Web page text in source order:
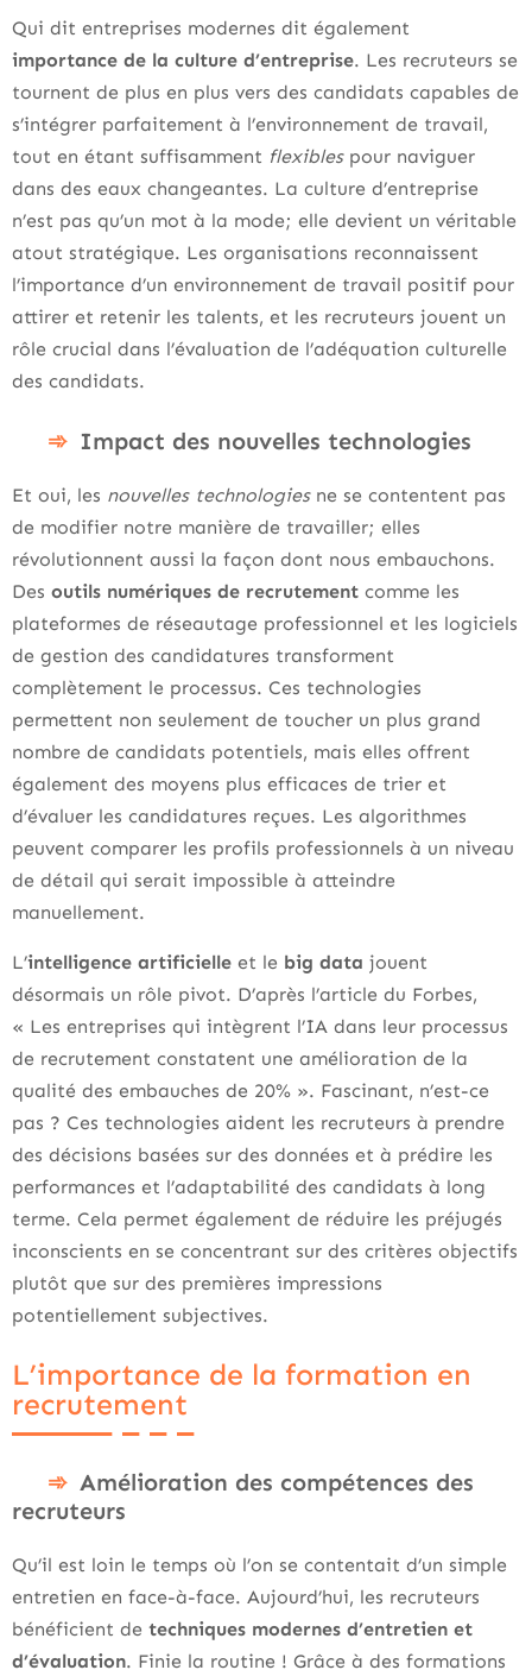
Qui dit entreprises modernes dit également
importance de la culture d’entreprise. Les recruteurs se
tournent de plus en plus vers des candidats capables de
s’intégrer parfaitement à l’environnement de travail,
tout en étant suffisamment flexiblespour naviguer
dans des eaux changeantes. La culture d’entreprise
n’est pas qu’un mot à la mode; elle devient un véritable
atout stratégique. Les organisations reconnaissent
l’importance d’un environnement de travail positif pour
attirer et retenir les talents, et les recruteurs jouent un
rôle crucial dans l’évaluation de l’adéquation culturelle
des candidats.
Impact des nouvelles technologies
Et oui, les nouvelles technologiesne se contentent pas
de modifier notre manière de travailler; elles
révolutionnent aussi la façon dont nous embauchons.
Des outils numériques de recrutement comme les
plateformes de réseautage professionnel et les logiciels
de gestion des candidatures transforment
complètement le processus. Ces technologies
permettent non seulement de toucher un plus grand
nombre de candidats potentiels, mais elles offrent
également des moyens plus efficaces de trier et
d’évaluer les candidatures reçues. Les algorithmes
peuvent comparer les profils professionnels à un niveau
de détail qui serait impossible à atteindre
manuellement.
L’intelligence artificielle et le big data jouent
désormais un rôle pivot. D’après l’article du Forbes,
« Les entreprises qui intègrent l’IA dans leur processus
de recrutement constatent une amélioration de la
qualité des embauches de 20% ». Fascinant, n’est-ce
pas ? Ces technologies aident les recruteurs à prendre
des décisions basées sur des données et à prédire les
performances et l’adaptabilité des candidats à long
terme. Cela permet également de réduire les préjugés
inconscients en se concentrant sur des critères objectifs
plutôt que sur des premières impressions
potentiellement subjectives.
L’importance de la formation en
recrutement
Amélioration des compétences des
recruteurs
Qu’il est loin le temps où l’on se contentait d’un simple
entretien en face-à-face. Aujourd’hui, les recruteurs
bénéficient de techniques modernes d’entretien et
d’évaluation. Finie la routine ! Grâce à des formations